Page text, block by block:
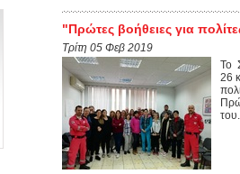
"Πρώτες βοήθειες για
Τρίτη 05 Φεβ 2019
Το
26